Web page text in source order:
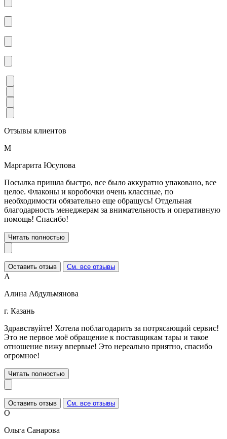
Отзывы клиентов
М
Маргарита Юсупова
Посылка пришла быстро, все было аккуратно упаковано, все
целое. Флаконы и коробочки очень классные, по
необходимости обязательно еще обращусь! Отдельная
благодарность менеджерам за внимательность и оперативную
помощь! Спасибо!
Читать полностью
Оставить отзыв См. все отзывы
А
Алина Абдульмянова
г. Казань
Здравствуйте! Хотела поблагодарить за потрясающий сервис!
Это не первое моё обращение к поставщикам тары и такое
отношение вижу впервые! Это нереально приятно, спасибо
огромное!
Читать полностью
Оставить отзыв См. все отзывы
О
Ольга Санарова